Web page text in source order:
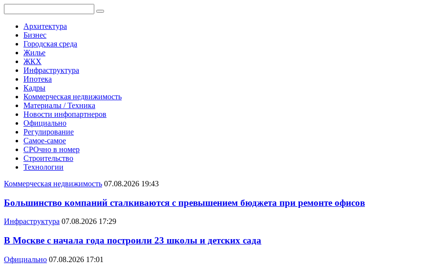
Архитектура
Бизнес
Городская среда
Жилье
ЖКХ
Инфраструктура
Ипотека
Кадры
Коммерческая недвижимость
Материалы / Техника
Новости инфопартнеров
Официально
Регулирование
Самое-самое
СРОчно в номер
Строительство
Технологии
Коммерческая недвижимость 07.08.2026 19:43
Большинство компаний сталкиваются с превышением бюджета при ремонте офисов
Инфраструктура 07.08.2026 17:29
В Москве с начала года построили 23 школы и детских сада
Официально 07.08.2026 17:01